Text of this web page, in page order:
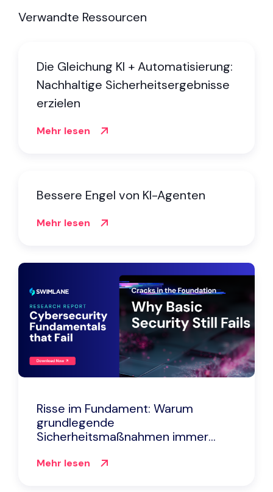
Verwandte Ressourcen
Die Gleichung KI + Automatisierung:
Nachhaltige Sicherheitsergebnisse
erzielen
Mehr lesen
Bessere Engel von KI-Agenten
Mehr lesen
Risse im Fundament: Warum
grundlegende
Sicherheitsmaßnahmen immer
Mehr lesen